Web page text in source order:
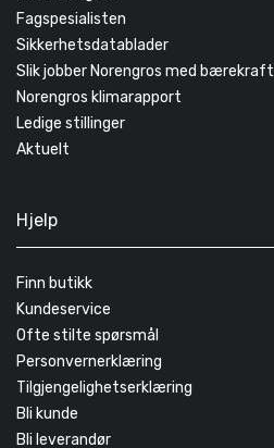
Fagspesialisten
Sikkerhetsdatablader
Slik jobber Norengros med bærekraft
Norengros klimarapport
Ledige stillinger
Aktuelt
Hjelp
Finn butikk
Kundeservice
Ofte stilte spørsmål
Personvernerklæring
Tilgjengelighetserklæring
Bli kunde
Bli leverandør